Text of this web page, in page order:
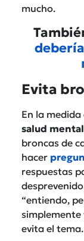
mucho.
Evita
En la
salud mental
broncas de
hacer
respuestas
“entiendo,
simplemente
evita el tema.